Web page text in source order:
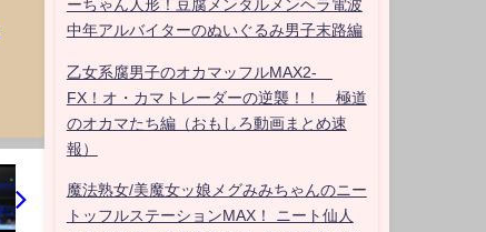
ーちゃん人形！豆腐メンタルメンヘラ電波
中年アルバイターのぬいぐるみ男子末路編
乙女系腐男子のオカマッフルMAX2-
FX！オ・カマトレーダーの逆襲！！ 極道
のオカマたち編（おもしろ動画まとめ速
報）
魔法熟女/美魔女ッ娘メグみみちゃんのニー
トッフルステーションMAX！ ニート仙人